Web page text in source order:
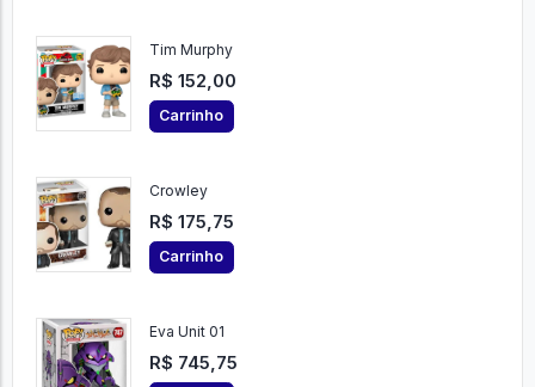
Tim Murphy
R$ 152,00
Carrinho
Crowley
R$ 175,75
Carrinho
Eva Unit 01
R$ 745,75